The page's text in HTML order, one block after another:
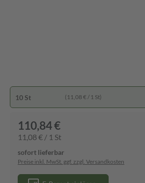
10 St (11,08 € / 1 St)
110,84 €
11,08 € / 1 St
sofort lieferbar
Preise inkl. MwSt. ggf. zzgl. Versandkosten